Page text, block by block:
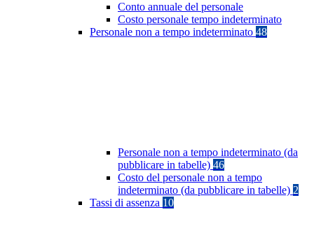
Conto annuale del personale
Costo personale tempo indeterminato
Personale non a tempo indeterminato 48
Personale non a tempo indeterminato (da
pubblicare in tabelle) 46
Costo del personale non a tempo
indeterminato (da pubblicare in tabelle) 2
Tassi di assenza 10